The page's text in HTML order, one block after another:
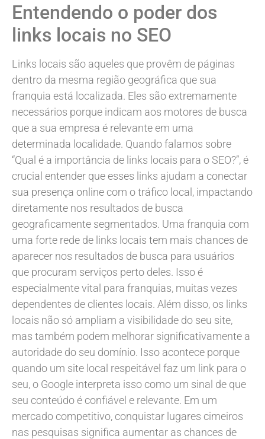
Entendendo o poder dos
links locais no SEO
Links locais são aqueles que provêm de páginas
dentro da mesma região geográfica que sua
franquia está localizada. Eles são extremamente
necessários porque indicam aos motores de busca
que a sua empresa é relevante em uma
determinada localidade. Quando falamos sobre
“Qual é a importância de links locais para o SEO?”, é
crucial entender que esses links ajudam a conectar
sua presença online com o tráfico local, impactando
diretamente nos resultados de busca
geograficamente segmentados. Uma franquia com
uma forte rede de links locais tem mais chances de
aparecer nos resultados de busca para usuários
que procuram serviços perto deles. Isso é
especialmente vital para franquias, muitas vezes
dependentes de clientes locais. Além disso, os links
locais não só ampliam a visibilidade do seu site,
mas também podem melhorar significativamente a
autoridade do seu domínio. Isso acontece porque
quando um site local respeitável faz um link para o
seu, o Google interpreta isso como um sinal de que
seu conteúdo é confiável e relevante. Em um
mercado competitivo, conquistar lugares cimeiros
nas pesquisas significa aumentar as chances de